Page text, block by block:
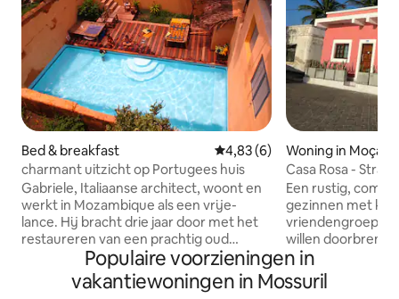
Bed & breakfast Gemiddelde beoordeling van
4,83 (6)
charmant uitzicht op Portugees huis
Gabriele, Italiaanse architect, woont en
werkt in Mozambique als een vrije-
lance. Hij bracht drie jaar door met het
restaureren van een prachtig oud
Portugees huis uit 1700, dat nu een
heerlijke plek is om te rusten en te
genieten van het leven van het eiland.
Woning in
Casa Rosa -
Een rustig,
gezinnen met
vriendengroepen
willen
eiland en willen
prachtig uitzicht
Je familie is dicht
Populaire voorzieningen in
vakantiewoningen in Mossuril